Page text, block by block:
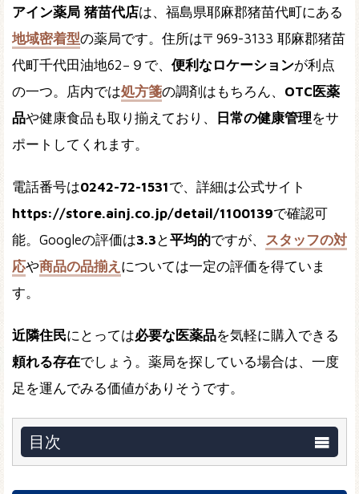
アイン薬局 猪苗代店は、福島県耶麻郡猪苗代町にある
地域密着型の薬局です。住所は〒969-3133 耶麻郡猪苗
代町千代田油地62−９で、 便利なロケーションが利点
の一つ。店内では処方箋の調剤はもちろん、 OTC医薬
品や健康食品も取り揃えており、 日常の健康管理をサ
ポートしてくれます。
電話番号は0242-72-1531で、詳細は公式サイト
https://store.ainj.co.jp/detail/1100139で確認可
能。Googleの評価は3.3 と平均的ですが、 スタッフの対
応や商品の品揃え については一定の評価を得ていま
す。
近隣住民にとっては必要な医薬品を気軽に購入できる
頼れる存在でしょう。薬局を探している場合は、一度
足を運んでみる価値がありそうです。
目次